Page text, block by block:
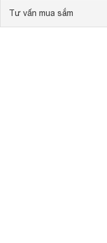
Tư vấn mua sắm